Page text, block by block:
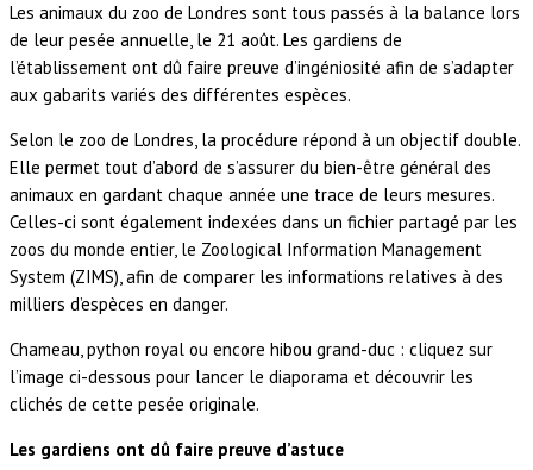
Les animaux du zoo de Londres sont tous passés à la balance lors
de leur pesée annuelle, le 21 août. Les gardiens de
l’établissement ont dû faire preuve d’ingéniosité afin de s’adapter
aux gabarits variés des différentes espèces.
Selon le zoo de Londres, la procédure répond à un objectif double.
Elle permet tout d’abord de s’assurer du bien-être général des
animaux en gardant chaque année une trace de leurs mesures.
Celles-ci sont également indexées dans un fichier partagé par les
zoos du monde entier, le Zoological Information Management
System (ZIMS), afin de comparer les informations relatives à des
milliers d’espèces en danger.
Chameau, python royal ou encore hibou grand-duc : cliquez sur
l’image ci-dessous pour lancer le diaporama et découvrir les
clichés de cette pesée originale.
Les gardiens ont dû faire preuve d’astuce